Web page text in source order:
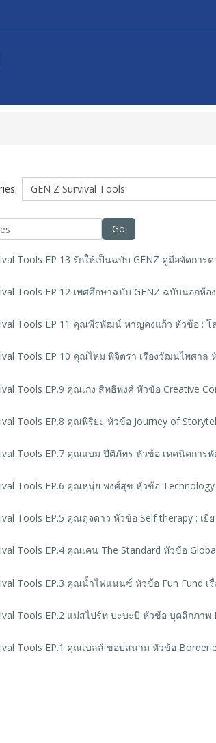
Go
Tools EP 13 รักให้เป็นฉบับ GENZ คู่มือจัดกา
Tools EP 12 เพศศึกษาฉบับ GENZ ฉบับนอกห้
Tools EP 11 คุณพีรพัฒน์ หาญคงแก้ว หัวข้อ :
Tools EP 10 คุณไหม พิจิตรา เรืองวัฒนไพศา
Tools EP.9 คุณเก่ง สิทธิพงศ์ หัวข้อ Creative
Tools EP.8 คุณพิริยะ หัวข้อ Journey of
Tools EP.7 คุณแบม ปีติภัทร หัวข้อ เทคนิคกา
Tools EP.6 คุณหนุ่ย พงศ์สุข หัวข้อ
Tools EP.5 คุณดุจดาว หัวข้อ Self therapy : เ
Tools EP.4 คุณเคน The Standard หัวข้อ
Tools EP.3 คุณน้ำไฟแนนซ์ หัวข้อ Fun Fund เ
Tools EP.2 แม่สไปร์ท บะบะบิ หัวข้อ บุคลิกภาพ
Tools EP.1 คุณเบลล์ ขอบสนาม หัวข้อ